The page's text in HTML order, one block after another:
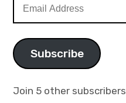
Address
Subscribe
Join 5 other subscribers